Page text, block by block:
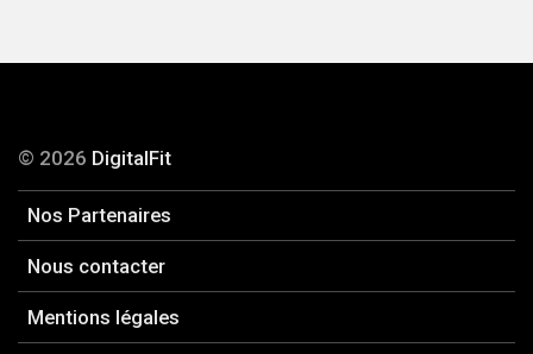
© 2026 DigitalFit
Nos Partenaires
Nous contacter
Mentions légales